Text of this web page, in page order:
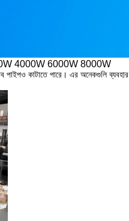
4000W 6000W 8000W
পাইপও কাটাতে পারে। এর অনেকগুলি